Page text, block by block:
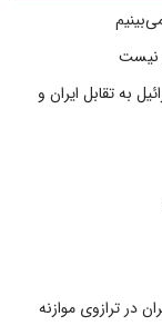
نیست
به تقابل ایران و
در ترازوی موازنه